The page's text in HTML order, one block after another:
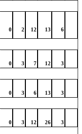
0 2 12 13 6
0 3 7 12 3
0 3 6 13 3
0 3 12 26 3